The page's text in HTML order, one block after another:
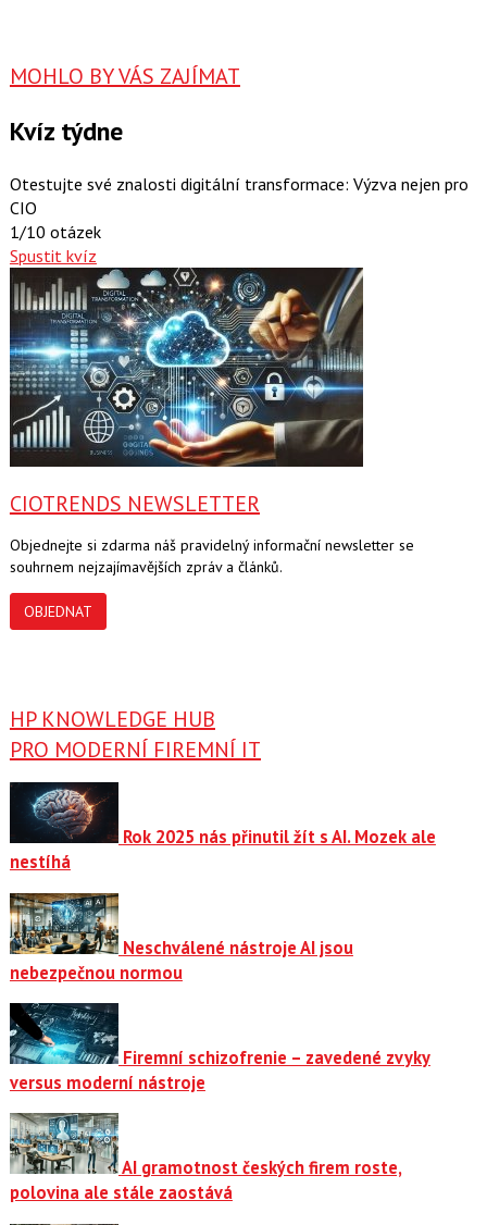
MOHLO BY VÁS ZAJÍMAT
Kvíz týdne
Otestujte své znalosti digitální transformace: Výzva nejen pro
CIO
1/10 otázek
Spustit kvíz
CIOTRENDS NEWSLETTER
Objednejte si zdarma náš pravidelný informační newsletter se
souhrnem nejzajímavějších zpráv a článků.
OBJEDNAT
HP KNOWLEDGE HUB
PRO MODERNÍ FIREMNÍ IT
Rok 2025 nás přinutil žít s AI. Mozek ale
nestíhá
Neschválené nástroje AI jsou
nebezpečnou normou
Firemní schizofrenie – zavedené zvyky
versus moderní nástroje
AI gramotnost českých firem roste,
polovina ale stále zaostává